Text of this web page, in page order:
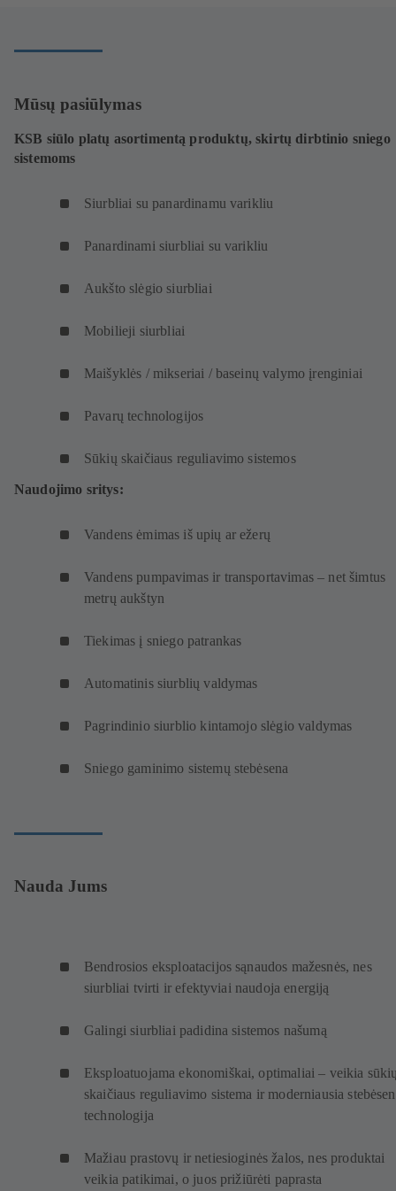
Mūsų pasiūlymas
KSB siūlo platų asortimentą produktų, skirtų dirbtinio sniego
sistemoms
Siurbliai su panardinamu varikliu
Panardinami siurbliai su varikliu
Aukšto slėgio siurbliai
Mobilieji siurbliai
Maišyklės / mikseriai / baseinų valymo įrenginiai
Pavarų technologijos
Sūkių skaičiaus reguliavimo sistemos
Naudojimo sritys:
Vandens ėmimas iš upių ar ežerų
Vandens pumpavimas ir transportavimas – net šimtus
metrų aukštyn
Tiekimas į sniego patrankas
Automatinis siurblių valdymas
Pagrindinio siurblio kintamojo slėgio valdymas
Sniego gaminimo sistemų stebėsena
Nauda Jums
Bendrosios eksploatacijos sąnaudos mažesnės, nes
siurbliai tvirti ir efektyviai naudoja energiją
Galingi siurbliai padidina sistemos našumą
Eksploatuojama ekonomiškai, optimaliai – veikia
skaičiaus reguliavimo sistema ir moderniausia
technologija
Mažiau prastovų ir netiesioginės žalos, nes produktai
veikia patikimai, o juos prižiūrėti paprasta